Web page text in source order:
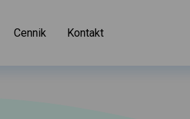
Cennik Kontakt